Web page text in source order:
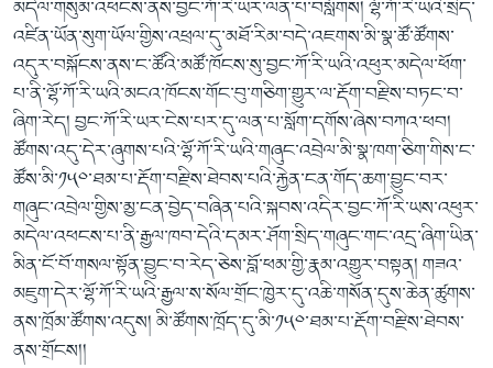
མདེལ་གསུམ་འཕངས་ནས་བྱང་ཀོ་རི་ཡར་ལན་པ་བསློགས། ལྷོ་ཀོ་རི་ཡའི་སྲིད་
འཛིན་ཡོན་སུག་ཡོལ་གྱིས་འཕྲལ་དུ་མཐོ་རིམ་བདེ་འཇགས་མི་སྣ་ཚོ་ཚོགས་
འདུར་བསྐོངས་ནས་ང་ཚོའི་མཚོ་ཁོངས་སུ་བྱང་ཀོ་རི་ཡའི་འཕུར་མདེལ་ཕོག་
པ་ནི་ལྷོ་ཀོ་རི་ཡའི་མངའ་ཁོངས་གོང་བུ་གཅིག་གྱུར་ལ་རྡོག་བརྫིས་བཏང་བ་
ཞིག་རེད། བྱང་ཀོ་རི་ཡར་ངེས་པར་དུ་ལན་པ་སློག་དགོས་ཞེས་བཀའ་ཕབ།
ཚོགས་འདུ་དེར་ཞུགས་པའི་ལྷོ་ཀོ་རི་ཡའི་གཞུང་འབྲེལ་མི་སྣ་ཁག་ཅིག་གིས་ང་
ཚོས་མི་༡༥༠་ཐམ་པ་རྡོག་བརྫིས་ཐེབས་པའི་རྐྱེན་ངན་གོད་ཆག་བྱུང་བར་
གཞུང་འབྲེལ་གྱིས་མྱ་ངན་བྱེད་བཞིན་པའི་སྐབས་འདིར་བྱང་ཀོ་རི་ཡས་འཕུར་
མདེལ་འཕངས་པ་ནི་རྒྱལ་ཁབ་དེའི་དམར་ཤོག་སྲིད་གཞུང་གང་འདྲ་ཞིག་ཡིན་
མིན་ངོ་བོ་གསལ་སྟོན་བྱུང་བ་རེད་ཅེས་བློ་ཕམ་གྱི་རྣམ་འགྱུར་བསྟན། གཟའ་
མཇུག་དེར་ལྷོ་ཀོ་རི་ཡའི་རྒྱལ་ས་སོལ་གྲོང་ཁྱེར་དུ་འཆི་གསོན་དུས་ཆེན་ཚུགས་
ནས་ཁྲོམ་ཚོགས་འདུས། མི་ཚོགས་ཁྲོད་དུ་མི་༡༥༠་ཐམ་པ་རྡོག་བརྫིས་ཐེབས་
ནས་གྲོངས།།